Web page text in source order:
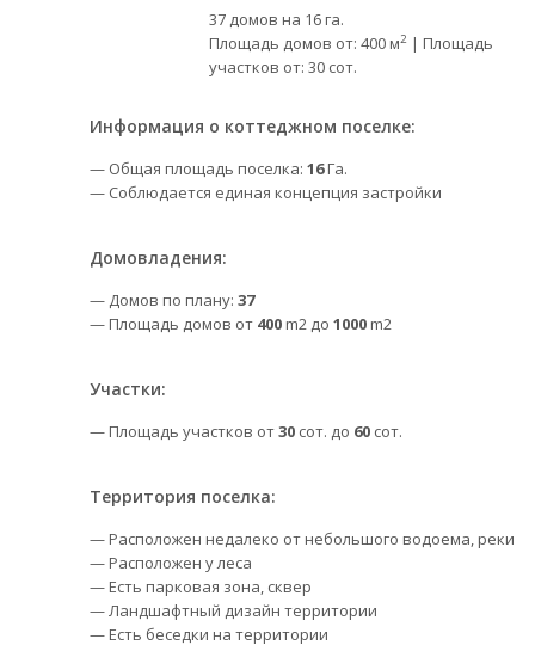
37 домов на 16 га.
Площадь домов от: 400 м2 | Площадь
участков от: 30 сот.
Информация о коттеджном поселке:
— Общая площадь поселка: 16Га.
— Соблюдается единая концепция застройки
Домовладения:
— Домов по плану: 37
— Площадь домов от 400m2 до 1000m2
Участки:
— Площадь участков от30 сот. до 60 сот.
Территория поселка:
— Расположен недалеко от небольшого водоема, реки
— Расположен у леса
— Есть парковая зона, сквер
— Ландшафтный дизайн территории
— Есть беседки на территории